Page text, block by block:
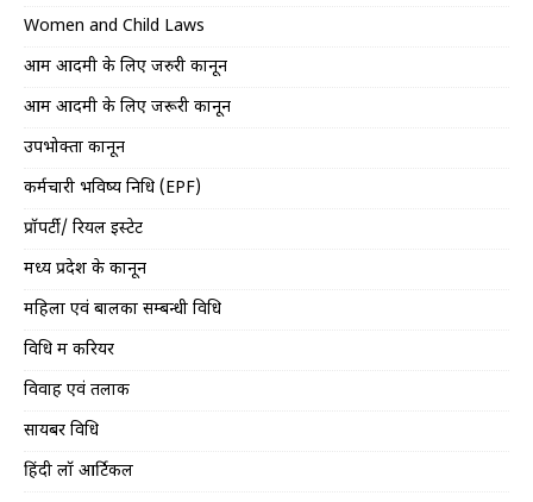
Women and Child Laws
आम आदमी के लिए जरुरी कानून
आम आदमी के लिए जरूरी कानून
उपभोक्ता कानून
कर्मचारी भविष्य निधि (EPF)
प्रॉपर्टी/ रियल इस्टेट
मध्य प्रदेश के कानून
महिला एवं बालकों सम्बन्धी विधि
विधि में करियर
विवाह एवं तलाक
सायबर विधि
हिंदी लॉ आर्टिकल